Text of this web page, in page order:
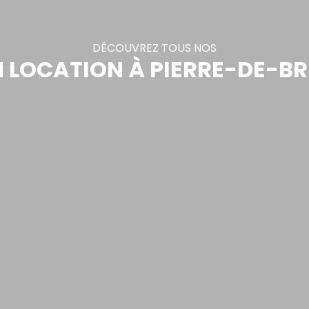
DÉCOUVREZ TOUS NOS
À PIERRE-DE-